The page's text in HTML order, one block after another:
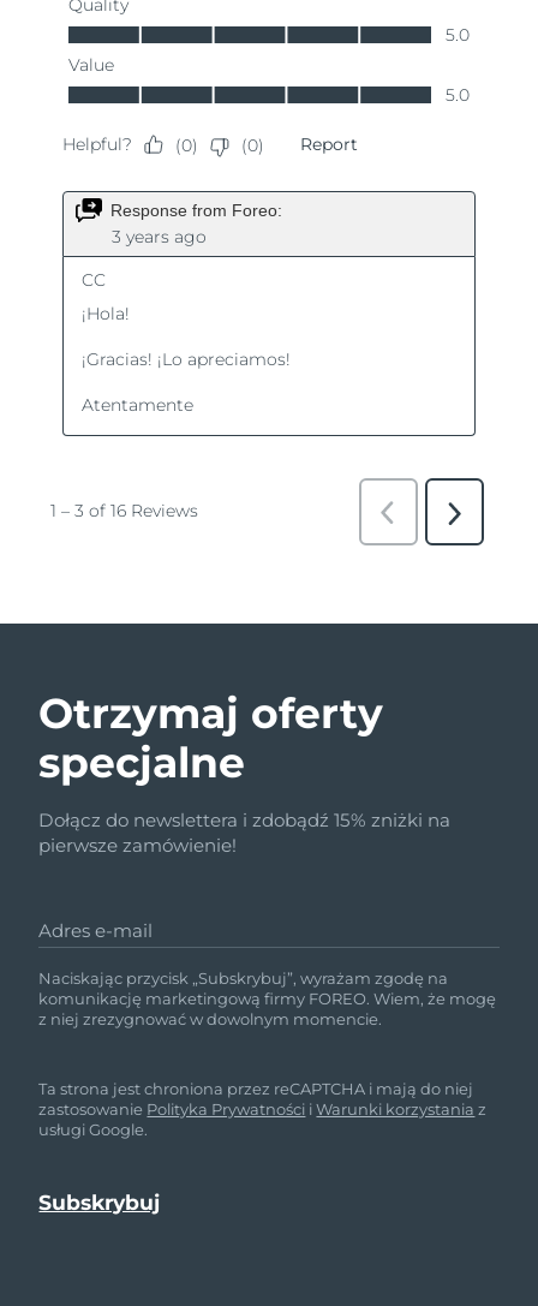
Otrzymaj oferty
specjalne
Dołącz do newslettera i zdobądź 15% zniżki na
pierwsze zamówienie!
Adres e-mail
Naciskając przycisk „Subskrybuj”, wyrażam zgodę na
komunikację marketingową firmy FOREO. Wiem, że mogę
z niej zrezygnować w dowolnym momencie.
Ta strona jest chroniona przez reCAPTCHA i mają do niej
zastosowanie Polityka Prywatności iWarunki korzystania z
usługi Google.